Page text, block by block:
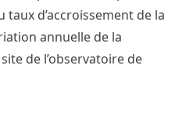
taux d’accroissement de la
annuelle de la
de l’observatoire de